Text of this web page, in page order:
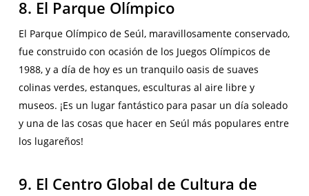
8. El Parque Olímpico
El Parque Olímpico de Seúl, maravillosamente conservado,
fue construido con ocasión de los Juegos Olímpicos de
1988, y a día de hoy es un tranquilo oasis de suaves
colinas verdes, estanques, esculturas al aire libre y
museos. ¡Es un lugar fantástico para pasar un día soleado
y una de las cosas que hacer en Seúl más populares entre
los lugareños!
9. El Centro Global de Cultura de